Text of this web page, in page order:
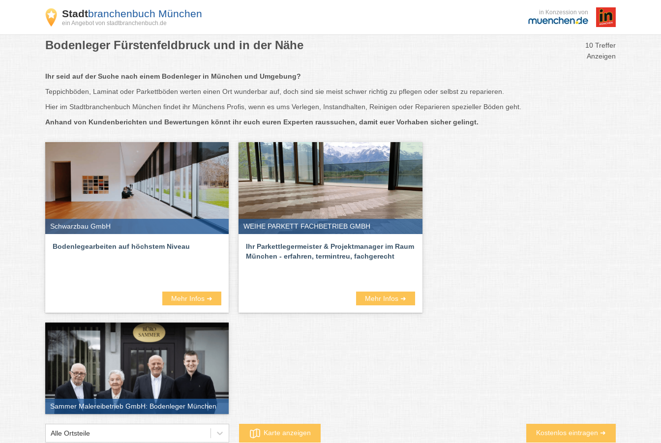
Stadtbranchenbuch München
ein Angebot von stadtbranchenbuch.de
in Konzession von
Bodenleger Fürstenfeldbruck und in der Nähe
10 Treffer
Anzeigen
Ihr seid auf der Suche nach einem Bodenleger in München und Umgebung?
Teppichböden, Laminat oder Parkettböden werten einen Ort wunderbar auf, doch sind sie meist schwer richtig zu pflegen oder selbst zu reparieren.
Hier im Stadtbranchenbuch München findet ihr Münchens Profis, wenn es ums Verlegen, Instandhalten, Reinigen oder Reparieren spezieller Böden geht.
Anhand von Kundenberichten und Bewertungen könnt ihr euch euren Experten raussuchen, damit euer Vorhaben sicher gelingt.
Schwarzbau GmbH
Bodenlegearbeiten auf höchstem Niveau
Mehr Infos ➜
WEIHE PARKETT FACHBETRIEB GMBH
Ihr Parkettlegermeister & Projektmanager im Raum
München - erfahren, termintreu, fachgerecht
Mehr Infos ➜
Sammer Malereibetrieb GmbH: Bodenleger München
Alle Ortsteile Karte anzeigen Kostenlos eintragen ➜